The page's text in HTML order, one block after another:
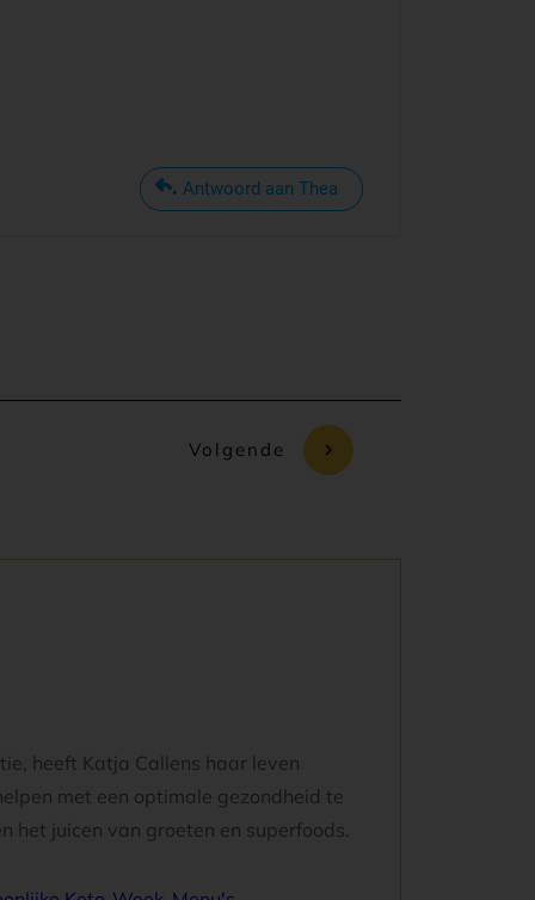
Antwoord aan Thea
Volgende
heeft Katja Callens haar leven
met een optimale gezondheid te
het juicen van groeten en superfoods.